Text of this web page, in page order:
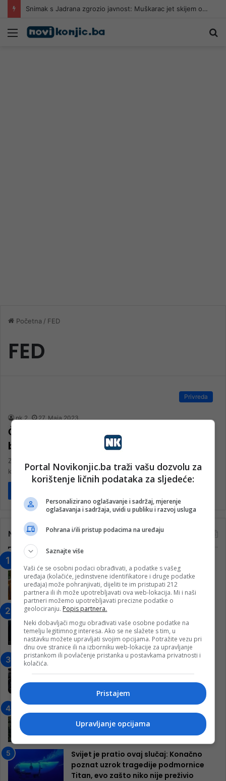
Snimak s Jadrana zgrozio javnost: Muškarac jet skijem ometao avione koji su gasili požar
Meni
Početna / FED
FED
Privreda
nk 2 27. Maja 2023.
Čemu Nikšićevo “ne” MMF-u i da li će u
budžetu FBiH biti dovoljno novca
Zbog čega se premijer FBiH Nermin Nikšić (SDP) protivi rastu
kamata i snižavanju plata u javnom sektoru? To je ono…
Najčitanije
“Obrazovanje gradi BiH-Jovan Divjak“
– Konjic je u posljednje 22 godine imao
25 ​​stipendista
15. Februara 2023.
Nogometaši Igmana iznenadili
Konjičanke cvijećem i besplatnim
ulazom na utakmicu
7. Marta 2025.
Jablanica: “Budi mi prijatelj” –
inkluzivnog centra!
9. Jula 2024.
13. Augusta 2024.
Svijet je pratio ovaj slučaj: Konačno
poznat uzrok tragedije podmornice
Titan, evo zašto niko nije preživio
Portal Novikonjic.ba traži vašu dozvolu za
korištenje ličnih podataka za sljedeće:
Personalizirano oglašavanje i sadržaj, mjerenje
oglašavanja i sadržaja, uvidi u publiku i razvoj usluga
Pohrana i/ili pristup podacima na uređaju
Saznajte više
Vaši će se osobni podaci obrađivati, a podatke s vašeg
uređaja (kolačiće, jedinstvene identifikatore i druge podatke
uređaja) može pohranjivati, dijeliti te im pristupati 212
partnera ili ih može upotrebljavati ova web-lokacija. Mi i naši
partneri možemo upotrebljavati precizne podatke o
geolociranju. Popis partnera.
Neki dobavljači mogu obrađivati vaše osobne podatke na
temelju legitimnog interesa. Ako se ne slažete s tim, u
nastavku možete upravljati svojim opcijama. Potražite vezu pri
dnu ove stranice ili na izborniku web-lokacije za upravljanje
pristankom ili povlačenje pristanka u postavkama privatnosti i
kolačića.
Pristajem
Upravljanje opcijama